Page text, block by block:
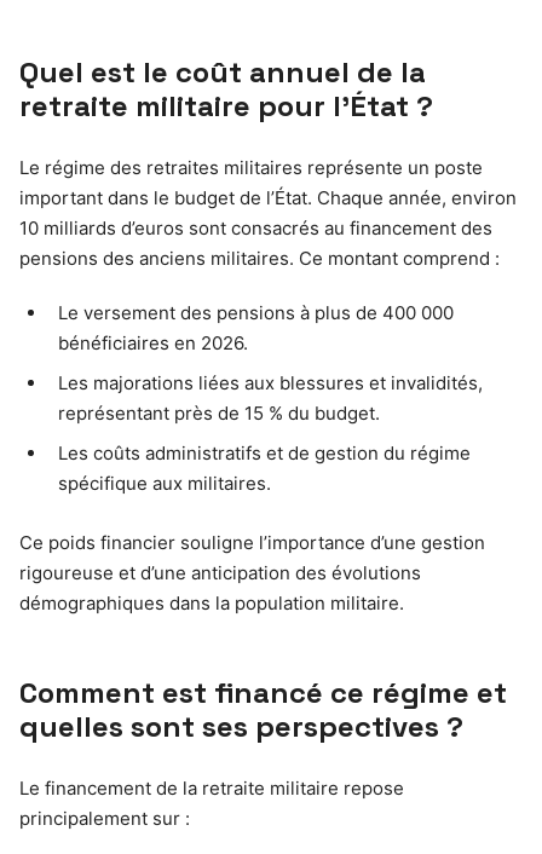
Quel est le coût annuel de la
retraite militaire pour l’État ?
Le régime des retraites militaires représente un poste
important dans le budget de l’État. Chaque année, environ
10 milliards d’euros sont consacrés au financement des
pensions des anciens militaires. Ce montant comprend :
Le versement des pensions à plus de 400 000
bénéficiaires en 2026.
Les majorations liées aux blessures et invalidités,
représentant près de 15 % du budget.
Les coûts administratifs et de gestion du régime
spécifique aux militaires.
Ce poids financier souligne l’importance d’une gestion
rigoureuse et d’une anticipation des évolutions
démographiques dans la population militaire.
Comment est financé ce régime et
quelles sont ses perspectives ?
Le financement de la retraite militaire repose
principalement sur :